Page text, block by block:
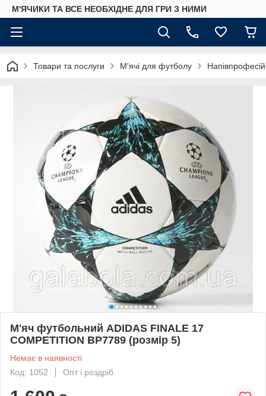
М'ЯЧИКИ ТА ВСЕ НЕОБХІДНЕ ДЛЯ ГРИ З НИМИ
Товари та послуги М'ячі для футболу
М'яч футбольний ADIDAS FINALE 17
COMPETITION BP7789 (розмір 5)
Немає в наявності
Код: 1052
Опт і роздріб